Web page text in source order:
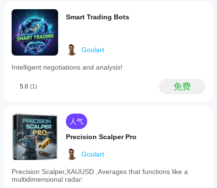
低于弱趋势水平的趋势被视为横盘或无明确方向。
📈 信号生成
买入条件
✅ +DI 上穿 -DI
✅ ADX 高于弱趋势水平（弱趋势水平）
卖出条件
✅ -DI 上穿 +DI
✅ ADX 高于弱趋势水平（弱趋势水平）
✅ 成交量确认（可选）
抢先
告诉
其他
人！
析。
自定义指
标仅在
cTrader
Windows
和 Mac
上可用。
如
何
测
试
指
标?
标应
的交
易品
种和
时间
周
期，
解其
在各
我
调
整
指
标
参
数
吗?
是
Smart Trading Bots
Goulart
Intelligent negotiations and analysis!
5.0 (1) 免费
人气
Precision Scalper Pro
Goulart
Precision Scalper,XAUUSD ,Averages that functions like a
multidimensional radar: